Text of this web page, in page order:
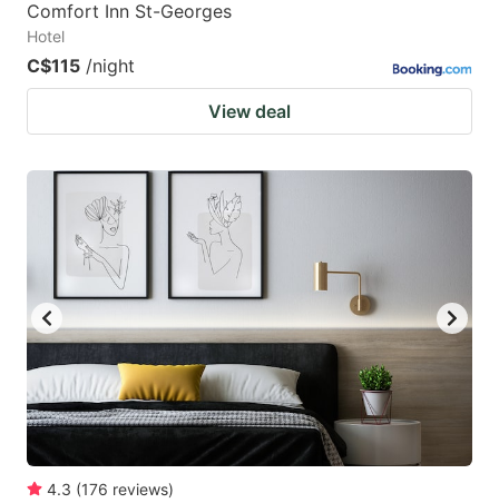
Comfort Inn St-Georges
Hotel
C$115 /night
View deal
4.3 (176 reviews)